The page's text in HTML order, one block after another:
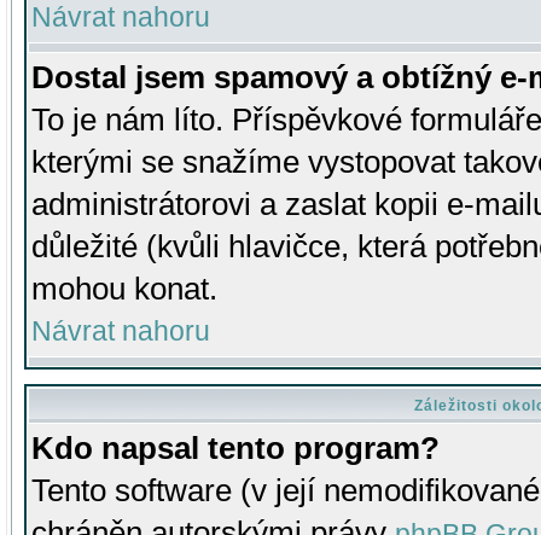
Návrat nahoru
Dostal jsem spamový a obtížný
To je nám líto. Příspěvkové
kterými se snažíme vystopovat
administrátorovi a zaslat kopii e-
důležité (kvůli hlavičce, která
mohou konat.
Návrat nahoru
Záležitosti
Kdo napsal tento program?
Tento software (v její